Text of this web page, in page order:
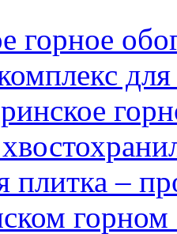
горное
плитка –
горном